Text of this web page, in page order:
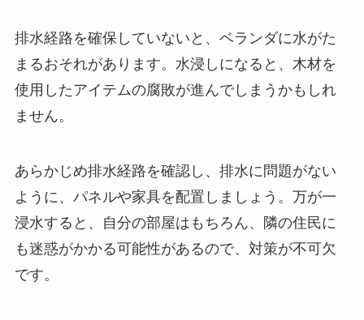
排水経路を確保していないと、ベランダに水がた
まるおそれがあります。水浸しになると、木材を
使用したアイテムの腐敗が進んでしまうかもしれ
ません。
あらかじめ排水経路を確認し、排水に問題がない
ように、パネルや家具を配置しましょう 。万が一
浸水すると、自分の部屋はもちろん、隣の住民に
も迷惑がかかる可能性があるので、対策が不可欠
です。